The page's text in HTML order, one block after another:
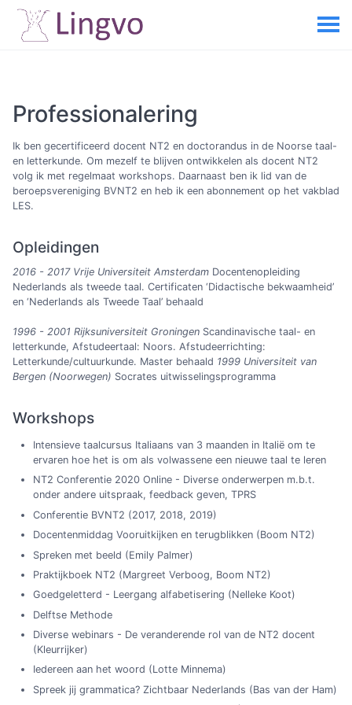
Professionalering
Ik ben gecertificeerd docent NT2 en doctorandus in de Noorse taal-
en letterkunde. Om mezelf te blijven ontwikkelen als docent NT2
volg ik met regelmaat workshops. Daarnaast ben ik lid van de
beroepsvereniging BVNT2 en heb ik een abonnement op het vakblad
LES.
Opleidingen
2016 - 2017 Vrije Universiteit Amsterdam Docentenopleiding
Nederlands als tweede taal. Certificaten ‘Didactische bekwaamheid’
en ‘Nederlands als Tweede Taal’ behaald
1996 - 2001 Rijksuniversiteit Groningen Scandinavische taal- en
letterkunde, Afstudeertaal: Noors. Afstudeerrichting:
Letterkunde/cultuurkunde. Master behaald 1999 Universiteit van
Bergen (Noorwegen) Socrates uitwisselingsprogramma
Workshops
Intensieve taalcursus Italiaans van 3 maanden in Italië om te
ervaren hoe het is om als volwassene een nieuwe taal te leren
NT2 Conferentie 2020 Online - Diverse onderwerpen m.b.t.
onder andere uitspraak, feedback geven, TPRS
Conferentie BVNT2 (2017, 2018, 2019)
Docentenmiddag Vooruitkijken en terugblikken (Boom NT2)
Spreken met beeld (Emily Palmer)
Praktijkboek NT2 (Margreet Verboog, Boom NT2)
Goedgeletterd - Leergang alfabetisering (Nelleke Koot)
Delftse Methode
Diverse webinars - De veranderende rol van de NT2 docent
(Kleurrijker)
Iedereen aan het woord (Lotte Minnema)
Spreek jij grammatica? Zichtbaar Nederlands (Bas van der Ham)